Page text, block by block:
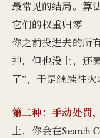
最常见的结局。算
它们的权重归零
你之前投进去的所
掉，但也没上，还
了”，于是继续往火
第二种：手动处罚
上，你会在Search